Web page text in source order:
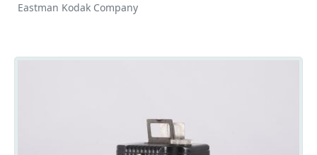
Eastman Kodak Company